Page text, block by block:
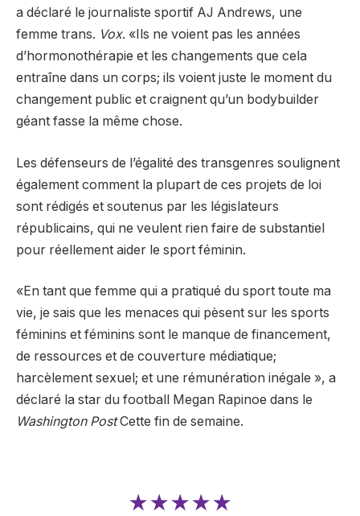
a déclaré le journaliste sportif AJ Andrews, une
femme trans. Vox. «Ils ne voient pas les années
d’hormonothérapie et les changements que cela
entraîne dans un corps; ils voient juste le moment du
changement public et craignent qu’un bodybuilder
géant fasse la même chose.
Les défenseurs de l’égalité des transgenres soulignent
également comment la plupart de ces projets de loi
sont rédigés et soutenus par les législateurs
républicains, qui ne veulent rien faire de substantiel
pour réellement aider le sport féminin.
«En tant que femme qui a pratiqué du sport toute ma
vie, je sais que les menaces qui pèsent sur les sports
féminins et féminins sont le manque de financement,
de ressources et de couverture médiatique;
harcèlement sexuel; et une rémunération inégale », a
déclaré la star du football Megan Rapinoe dans le
Washington PostCette fin de semaine.
★★★★★